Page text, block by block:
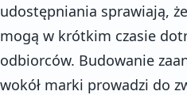
udostępniania sprawiają,
mogą w krótkim czasie
odbiorców. Budowanie
wokół marki prowadzi do